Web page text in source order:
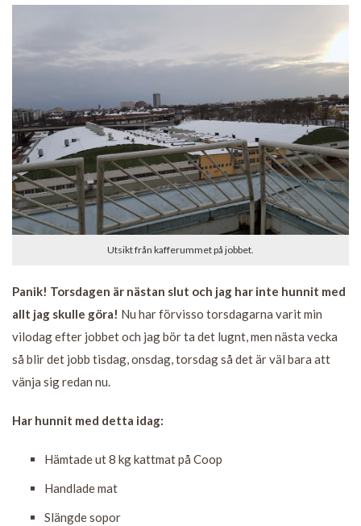
Utsikt från kafferummet på jobbet.
Panik! Torsdagen är nästan slut och jag har inte hunnit med
allt jag skulle göra! Nu har förvisso torsdagarna varit min
vilodag efter jobbet och jag bör ta det lugnt, men nästa vecka
så blir det jobb tisdag, onsdag, torsdag så det är väl bara att
vänja sig redan nu.
Har hunnit med detta idag:
Hämtade ut 8 kg kattmat på Coop
Handlade mat
Slängde sopor